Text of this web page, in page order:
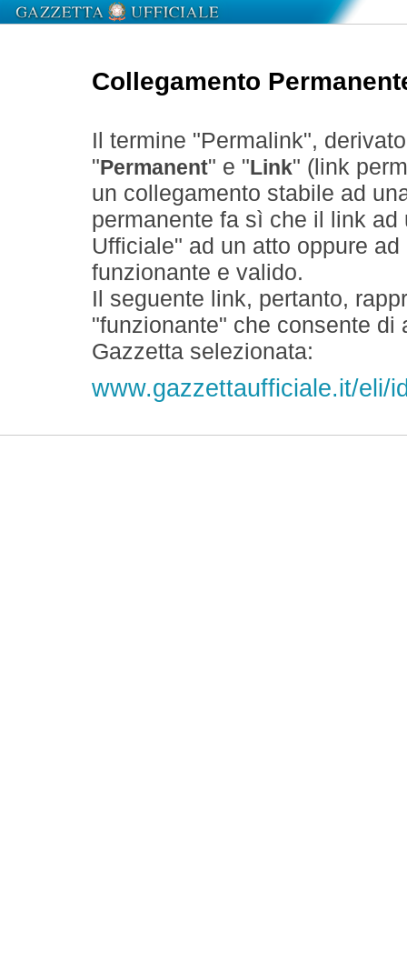
Collegamento
Il termine "Permalink",
" Permanent" e " Link" (link
un collegamento stabile ad
permanente fa sì che il link
Ufficiale" ad un atto oppure
funzionante e valido.
Il seguente link, pertanto,
"funzionante" che consente
Gazzetta selezionata:
www.gazzettaufficiale.it/eli/